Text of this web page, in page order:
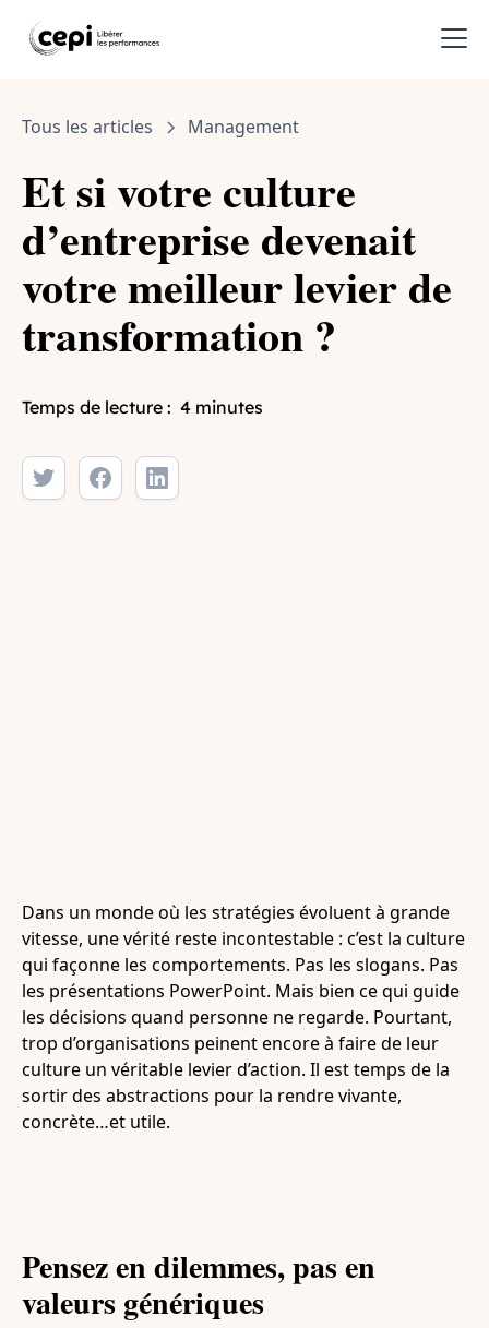
Tous les articles Management
Et si votre culture
d’entreprise devenait
votre meilleur levier de
transformation ?
Temps de lecture : 4 minutes
Dans un monde où les stratégies évoluent à grande
vitesse, une vérité reste incontestable : c’est la culture
qui façonne les comportements. Pas les slogans. Pas
les présentations PowerPoint. Mais bien ce qui guide
les décisions quand personne ne regarde. Pourtant,
trop d’organisations peinent encore à faire de leur
culture un véritable levier d’action. Il est temps de la
sortir des abstractions pour la rendre vivante,
concrète…et utile.
Pensez en dilemmes, pas en
valeurs génériques